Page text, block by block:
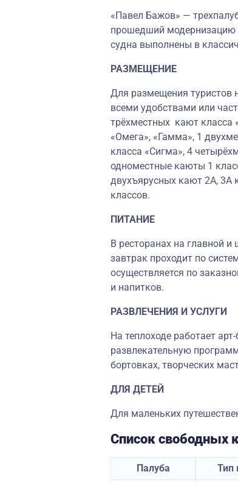
«Павел Бажов» —
прошедший модернизацию
судна выполнены в
РАЗМЕЩЕНИЕ
Для размещения туристов
всеми удобствами или
трёхместных кают класса
«Омега», «Гамма», 1
класса «Сигма», 4
одноместные каюты 1
двухъярусных кают 2А, 3А
классов.
ПИТАНИЕ
В ресторанах на главной
завтрак проходит по
осуществляется по
и напитков.
РАЗВЛЕЧЕНИЯ И УСЛУГИ
На теплоходе работает
развлекательную
бортовках, творческих
ДЛЯ ДЕТЕЙ
Для маленьких
Список свободных
Палуба Тип